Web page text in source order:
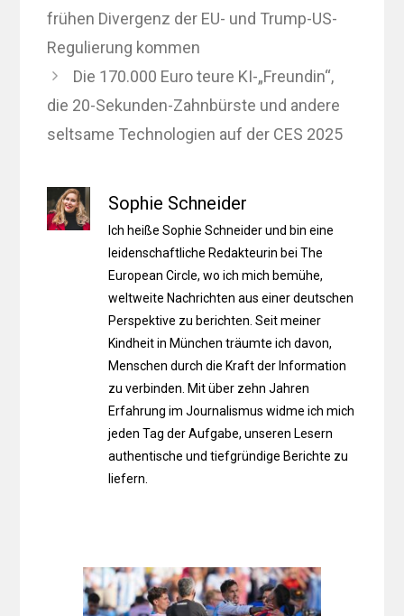
frühen Divergenz der EU- und Trump-US-
Regulierung kommen
Die 170.000 Euro teure KI-„Freundin“,
die 20-Sekunden-Zahnbürste und andere
seltsame Technologien auf der CES 2025
Sophie Schneider
Ich heiße Sophie Schneider und bin eine
leidenschaftliche Redakteurin bei The
European Circle, wo ich mich bemühe,
weltweite Nachrichten aus einer deutschen
Perspektive zu berichten. Seit meiner
Kindheit in München träumte ich davon,
Menschen durch die Kraft der Information
zu verbinden. Mit über zehn Jahren
Erfahrung im Journalismus widme ich mich
jeden Tag der Aufgabe, unseren Lesern
authentische und tiefgründige Berichte zu
liefern.